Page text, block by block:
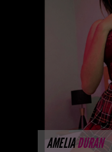
AMELIADURAN
Las
call girls,
en
de